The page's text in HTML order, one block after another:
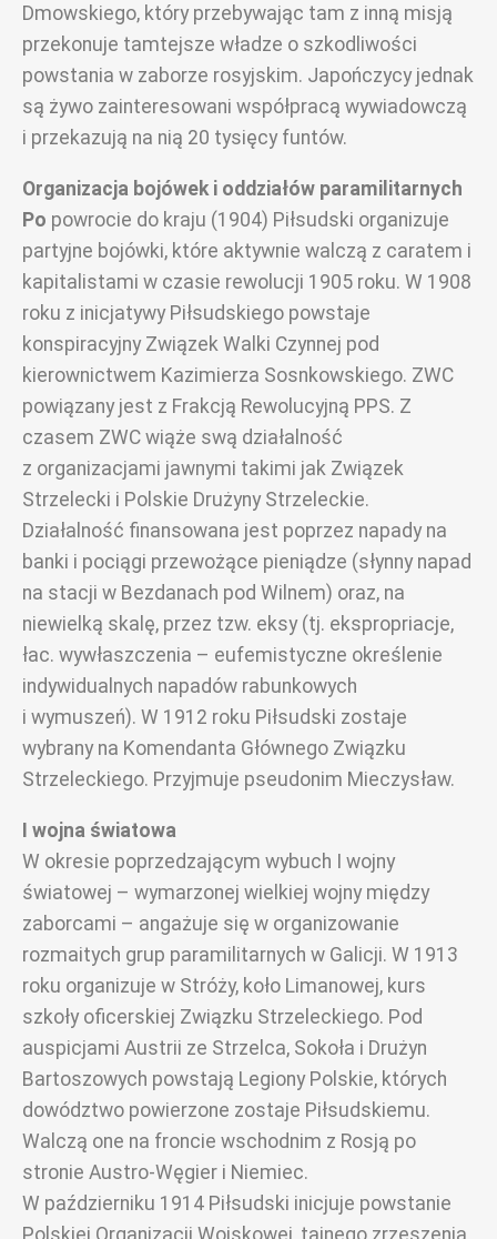
Dmowskiego, który przebywając tam z inną misją
przekonuje tamtejsze władze o szkodliwości
powstania w zaborze rosyjskim. Japończycy jednak
są żywo zainteresowani współpracą wywiadowczą
i przekazują na nią 20 tysięcy funtów.
Organizacja bojówek i oddziałów paramilitarnych
Po powrocie do kraju (1904) Piłsudski organizuje
partyjne bojówki, które aktywnie walczą z caratem i
kapitalistami w czasie rewolucji 1905 roku. W 1908
roku z inicjatywy Piłsudskiego powstaje
konspiracyjny Związek Walki Czynnej pod
kierownictwem Kazimierza Sosnkowskiego. ZWC
powiązany jest z Frakcją Rewolucyjną PPS. Z
czasem ZWC wiąże swą działalność
z organizacjami jawnymi takimi jak Związek
Strzelecki i Polskie Drużyny Strzeleckie.
Działalność finansowana jest poprzez napady na
banki i pociągi przewożące pieniądze (słynny napad
na stacji w Bezdanach pod Wilnem) oraz, na
niewielką skalę, przez tzw. eksy (tj. ekspropriacje,
łac. wywłaszczenia – eufemistyczne określenie
indywidualnych napadów rabunkowych
i wymuszeń). W 1912 roku Piłsudski zostaje
wybrany na Komendanta Głównego Związku
Strzeleckiego. Przyjmuje pseudonim Mieczysław.
I wojna światowa
W okresie poprzedzającym wybuch I wojny
światowej – wymarzonej wielkiej wojny między
zaborcami – angażuje się w organizowanie
rozmaitych grup paramilitarnych w Galicji. W 1913
roku organizuje w Stróży, koło Limanowej, kurs
szkoły oficerskiej Związku Strzeleckiego. Pod
auspicjami Austrii ze Strzelca, Sokoła i Drużyn
Bartoszowych powstają Legiony Polskie, których
dowództwo powierzone zostaje Piłsudskiemu.
Walczą one na froncie wschodnim z Rosją po
stronie Austro-Węgier i Niemiec.
W październiku 1914 Piłsudski inicjuje powstanie
Polskiej Organizacji Wojskowej, tajnego zrzeszenia